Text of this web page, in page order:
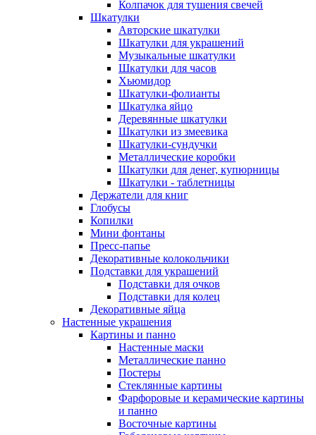
Колпачок для тушения свечей
Шкатулки
Авторские шкатулки
Шкатулки для украшений
Музыкальные шкатулки
Шкатулки для часов
Хьюмидор
Шкатулки-фолианты
Шкатулка яйцо
Деревянные шкатулки
Шкатулки из змеевика
Шкатулки-сундучки
Металлические коробки
Шкатулки для денег, купюрницы
Шкатулки - таблетницы
Держатели для книг
Глобусы
Копилки
Мини фонтаны
Пресс-папье
Декоративные колокольчики
Подставки для украшений
Подставки для очков
Подставки для колец
Декоративные яйца
Настенные украшения
Картины и панно
Настенные маски
Металлические панно
Постеры
Стеклянные картины
Фарфоровые и керамические картины
и панно
Восточные картины